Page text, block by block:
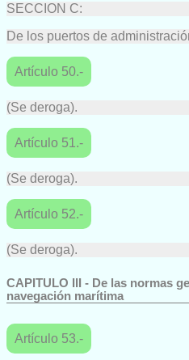
SECCION C:
De los puertos de
Artículo 50.-
(Se deroga).
Artículo 51.-
(Se deroga).
Artículo 52.-
(Se deroga).
CAPITULO III - De las normas
navegación marítima
Artículo 53.-